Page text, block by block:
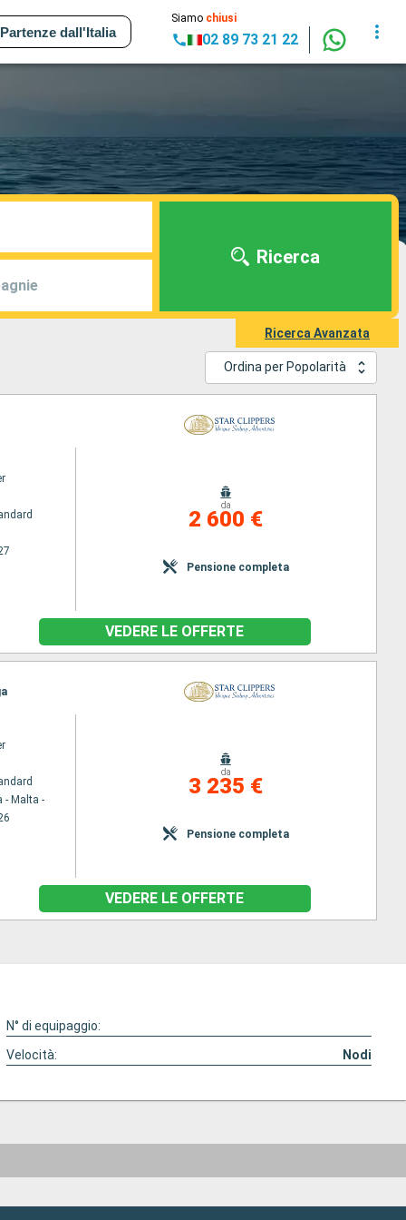
Partenze dall'Italia
Siamo chiusi
02 89 73 21 22
Ricerca
Ricerca Avanzata
Ordina per Popolarità
da
2 600 €
Pensione completa
VEDERE LE OFFERTE
- Malta -
da
3 235 €
Pensione completa
VEDERE LE OFFERTE
N° di equipaggio:
Velocità: Nodi